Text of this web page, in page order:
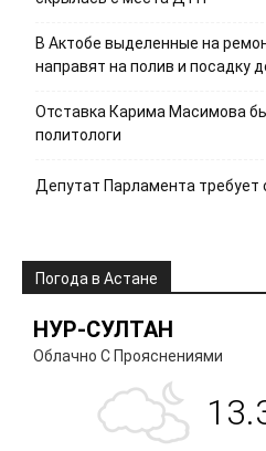
В Актобе выделенные на
направят на полив и посадку
Отставка Карима Масимова
политологи
Депутат Парламента требует
Погода в Астане
НУР-СУЛТАН
Облачно С Прояснениями